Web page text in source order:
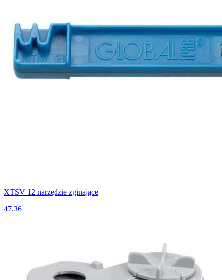
XTSV 12 narzędzie zginające
47.36